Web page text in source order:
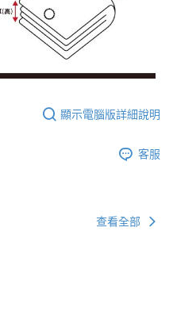
顯示電腦版詳細說明
客服
查看全部